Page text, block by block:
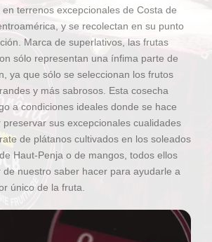
terrenos excepcionales de Costa de
y se recolectan en su punto
Marca de superlativos, las frutas
sólo representan una ínfima parte de
ya que sólo se seleccionan los frutos
y más sabrosos. Esta cosecha
a condiciones ideales donde se hace
sus excepcionales cualidades
de plátanos cultivados en los soleados
Haut-Penja o de mangos, todos ellos
nuestro saber hacer para ayudarle a
único de la fruta.